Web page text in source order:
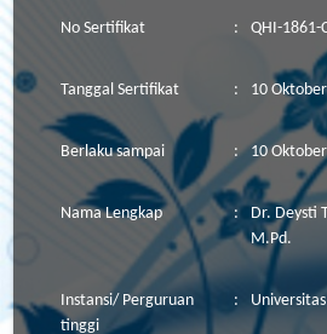
No Sertifikat : QHI-1861-
Tanggal Sertifikat : 10
Berlaku sampai : 10
Nama Lengkap :
Dr. Deysti
M.Pd.
Instansi/ Perguruan
tinggi
: